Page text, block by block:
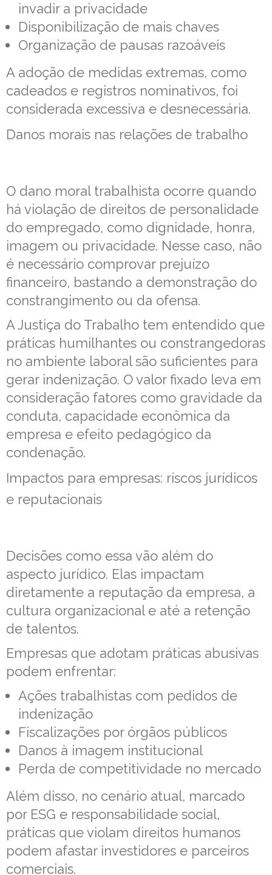
invadir a privacidade
Disponibilização de mais chaves
Organização de pausas razoáveis
A adoção de medidas extremas, como
cadeados e registros nominativos, foi
considerada excessiva e desnecessária.
Danos morais nas relações de trabalho
O dano moral trabalhista ocorre quando
há violação de direitos de personalidade
do empregado, como dignidade, honra,
imagem ou privacidade. Nesse caso, não
é necessário comprovar prejuízo
financeiro, bastando a demonstração do
constrangimento ou da ofensa.
A Justiça do Trabalho tem entendido que
práticas humilhantes ou constrangedoras
no ambiente laboral são suficientes para
gerar indenização. O valor fixado leva em
consideração fatores como gravidade da
conduta, capacidade econômica da
empresa e efeito pedagógico da
condenação.
Impactos para empresas: riscos jurídicos
e reputacionais
Decisões como essa vão além do
aspecto jurídico. Elas impactam
diretamente a reputação da empresa, a
cultura organizacional e até a retenção
de talentos.
Empresas que adotam práticas abusivas
podem enfrentar:
Ações trabalhistas com pedidos de
indenização
Fiscalizações por órgãos públicos
Danos à imagem institucional
Perda de competitividade no mercado
Além disso, no cenário atual, marcado
por ESG e responsabilidade social,
práticas que violam direitos humanos
podem afastar investidores e parceiros
comerciais.